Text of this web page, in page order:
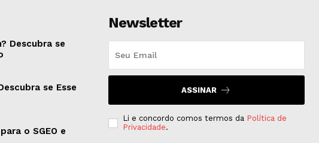
Descubra se
se Esse
o SGEO e
Newsletter
ASSINAR
Li e concordo comos termos da Política de
Privacidade.